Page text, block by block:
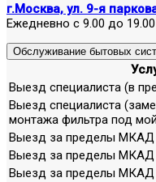
г.Москва, ул. 9-я
Ежедневно с 9.00 до 19.00
Обслуживание бытовых
Выезд специалиста (в
Выезд специалиста
монтажа фильтра под
Выезд за пределы МКАД
Выезд за пределы МКАД
Выезд за пределы МКАД